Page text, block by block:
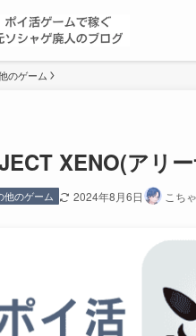
のゲーム
XENO(アリ
他のゲーム 2024年8月6日 こちゃ